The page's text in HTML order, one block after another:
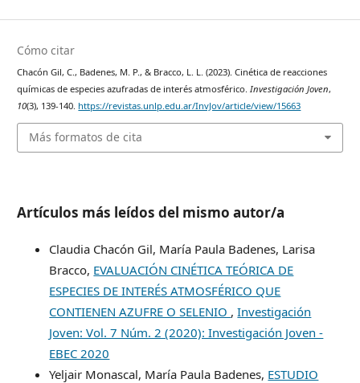
Cómo citar
Chacón Gil, C., Badenes, M. P., & Bracco, L. L. (2023). Cinética de reacciones
químicas de especies azufradas de interés atmosférico. Investigación Joven,
10(3), 139-140. https://revistas.unlp.edu.ar/InvJov/article/view/15663
Más formatos de cita
Artículos más leídos del mismo autor/a
Claudia Chacón Gil, María Paula Badenes, Larisa
Bracco, EVALUACIÓN CINÉTICA TEÓRICA DE
ESPECIES DE INTERÉS ATMOSFÉRICO QUE
CONTIENEN AZUFRE O SELENIO ,Investigación
Joven: Vol. 7 Núm. 2 (2020): Investigación Joven -
EBEC 2020
Yeljair Monascal, María Paula Badenes, ESTUDIO